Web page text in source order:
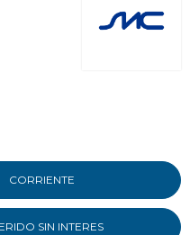
CORRIENTE
SIN INTERES